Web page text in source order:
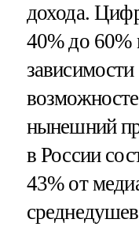
дохода.
40% до 60%
нынешний
в России
43% от